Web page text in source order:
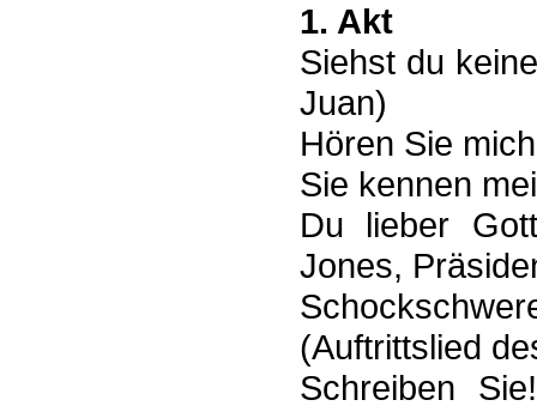
1. Akt
Siehst du
Juan)
Hören Sie
Sie kennen
Du lieber
Jones,
(Auftrittslied
Schreiben